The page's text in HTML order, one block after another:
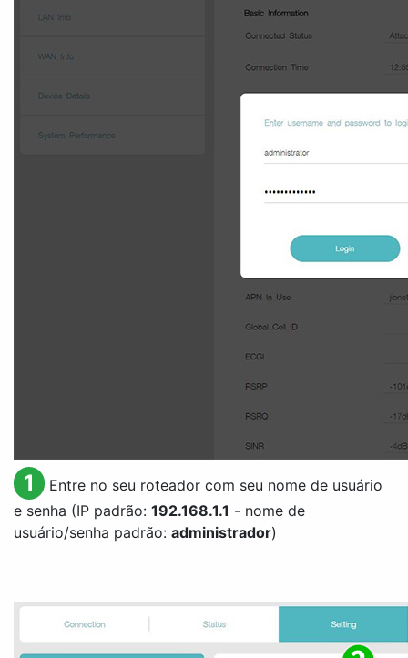
1
Entre no seu roteador com seu nome de usuário
e senha (IP padrão: 192.168.1.1 - nome de
usuário/senha padrão: administrador)